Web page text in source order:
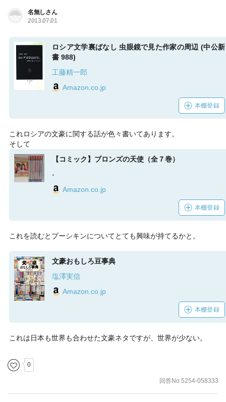
名無しさん
2013.07.01
ロシア文学裏ばなし 虫眼鏡で見た作家の周辺 (中公新
書 988)
工藤精一郎
Amazon.co.jp
本棚登録
これロシアの文豪に関する話が色々書いてあります。
そして
【コミック】ブロンズの天使（全７巻）
-
Amazon.co.jp
本棚登録
これを読むとプーシキンについてとても興味が持てるかと。
文豪おもしろ豆事典
塩澤実信
Amazon.co.jp
本棚登録
これは日本も世界も合わせた文豪ネタですが、世界が少ない。
0
回答No.5254-058333